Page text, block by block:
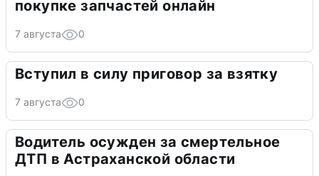
покупке запчастей онлайн
7 августа 0
Вступил в силу приговор за взятку
7 августа 0
Водитель осужден за смертельное
ДТП в Астраханской области